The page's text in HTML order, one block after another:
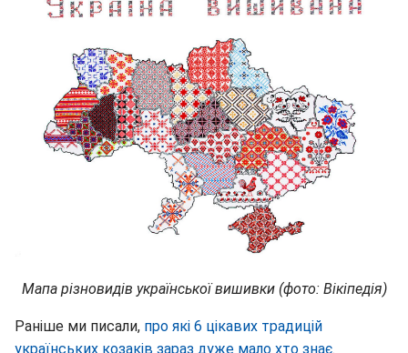
Мапа різновидів української вишивки (фото: Вікіпедія)
Раніше ми писали, про які 6 цікавих традицій
українських козаків зараз дуже мало хто знає.